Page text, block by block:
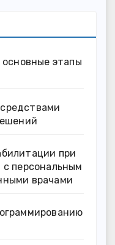
этапы
при
с персональным
врачами